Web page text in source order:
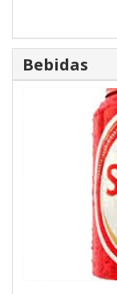
Bebidas